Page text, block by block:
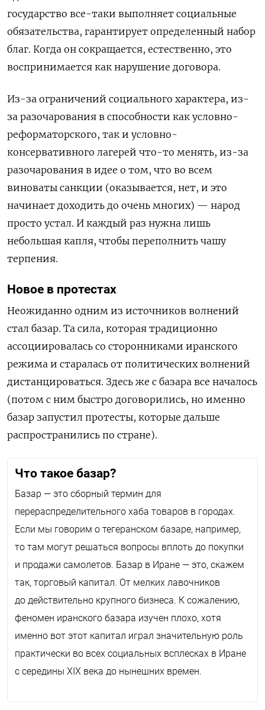
государство все-таки выполняет социальные
обязательства, гарантирует определенный набор
благ. Когда он сокращается, естественно, это
воспринимается как нарушение договора.
Из-за ограничений социального характера, из-
за разочарования в способности как условно-
реформаторского, так и условно-
консервативного лагерей что-то менять, из-за
разочарования в идее о том, что во всем
виноваты санкции (оказывается, нет, и это
начинает доходить до очень многих) — народ
просто устал. И каждый раз нужна лишь
небольшая капля, чтобы переполнить чашу
терпения.
Новое в протестах
Неожиданно одним из источников волнений
стал базар. Та сила, которая традиционно
ассоциировалась со сторонниками иранского
режима и старалась от политических волнений
дистанцироваться. Здесь же с базара все началось
(потом с ним быстро договорились, но именно
базар запустил протесты, которые дальше
распространились по стране).
Что такое базар?
Базар — это сборный термин для
перераспределительного хаба товаров в городах.
Если мы говорим о тегеранском базаре, например,
то там могут решаться вопросы вплоть до покупки
и продажи самолетов. Базар в Иране — это, скажем
так, торговый капитал. От мелких лавочников
до действительно крупного бизнеса. К сожалению,
феномен иранского базара изучен плохо, хотя
именно вот этот капитал играл значительную роль
практически во всех социальных всплесках в Иране
с середины XIX века до нынешних времен.